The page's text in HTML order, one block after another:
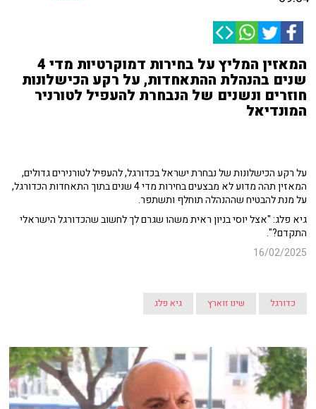
המאזין המליץ על בחירות דמוקרטיות מדי 4
שנים בהנהלת ההתאחדות, על רקע הכישלונות
חוזרים ונשנים של הנבחרת להעפיל לטורניר
המונדיאל
על רקע הכישלונות של נבחרת ישראל בכדורגל, להעפיל לטורנירים גדולים,
המאזין תהה מדוע לא מבצעים בחירות מדי 4 שנים בתוך התאחדות הכדורגל,
על מנת להבטיח שההנהלה תוחלף ותשתפר.
גיא פלג: "אצל יוסי בניון ראית משהו שגרם לך לחשוב שהכדורגל הישראלי
התקדם?".
16/02/2025
כדורגל שינו זוארץ גיא פלג